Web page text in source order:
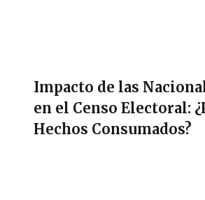
Impacto de las
en el Censo Electoral:
Hechos Consumados?